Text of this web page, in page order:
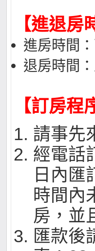
【進退房
進房時間
退房時間
【訂房程
請事先
經電話
日內匯
時間內
房，並
匯款後